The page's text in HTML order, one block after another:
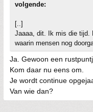
volgende:
[..]
Jaaaa, dit. Ik mis die tijd.
waarin mensen nog
Ja. Gewoon een
Kom daar nu eens om.
Je wordt continue
Van wie dan?